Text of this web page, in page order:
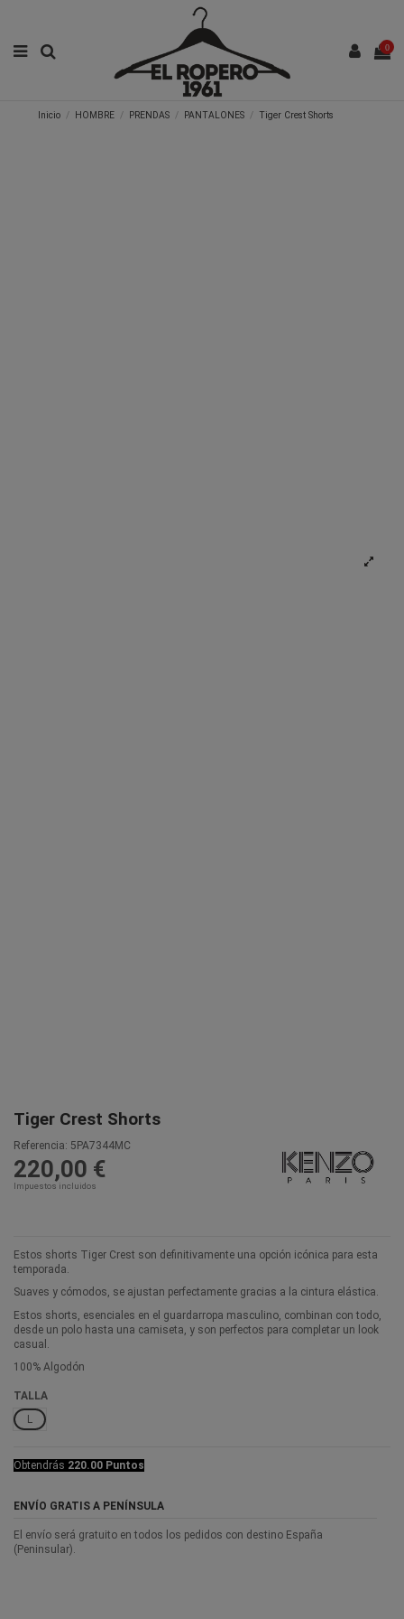
0
Inicio HOMBRE PRENDAS PANTALONES Tiger Crest Shorts
Tiger Crest Shorts
Referencia: 5PA7344MC
220,00 €
Impuestos incluidos
Estos shorts Tiger Crest son definitivamente una opción icónica para esta
temporada.
Suaves y cómodos, se ajustan perfectamente gracias a la cintura elástica.
Estos shorts, esenciales en el guardarropa masculino, combinan con todo,
desde un polo hasta una camiseta, y son perfectos para completar un look
casual.
100% Algodón
TALLA
L
Obtendrás 220.00 Puntos
ENVÍO GRATIS A PENÍNSULA
El envío será gratuito en todos los pedidos con destino España
(Peninsular).